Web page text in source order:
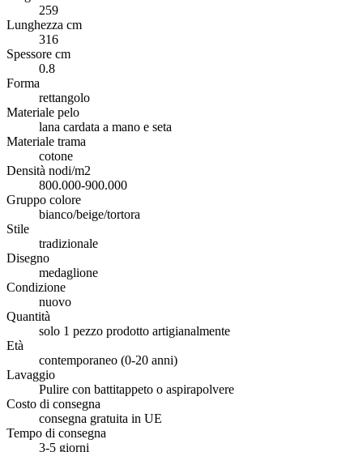
259
Lunghezza cm
316
Spessore cm
0.8
Forma
rettangolo
Materiale pelo
lana cardata a mano e seta
Materiale trama
cotone
Densità nodi/m2
800.000-900.000
Gruppo colore
bianco/beige/tortora
Stile
tradizionale
Disegno
medaglione
Condizione
nuovo
Quantità
solo 1 pezzo prodotto artigianalmente
Età
contemporaneo (0-20 anni)
Lavaggio
Pulire con battitappeto o aspirapolvere
Costo di consegna
consegna gratuita in UE
Tempo di consegna
3-5 giorni